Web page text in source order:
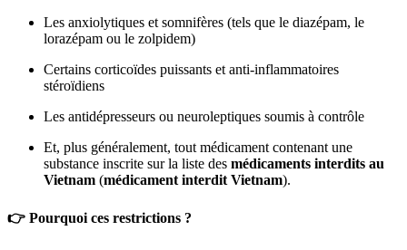
Les anxiolytiques et somnifères (tels que le diazépam, le
lorazépam ou le zolpidem)
Certains corticoïdes puissants et anti-inflammatoires
stéroïdiens
Les antidépresseurs ou neuroleptiques soumis à contrôle
Et, plus généralement, tout médicament contenant une
substance inscrite sur la liste des médicaments interdits au
Vietnam (médicament interdit Vietnam).
👉 Pourquoi ces restrictions ?